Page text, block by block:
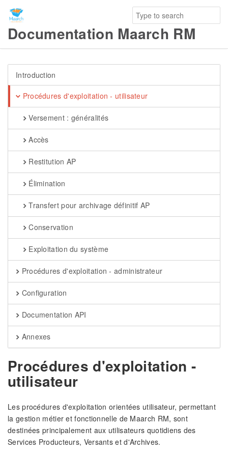
Documentation Maarch RM
Introduction
Procédures d'exploitation - utilisateur
Versement : généralités
Accès
Restitution AP
Élimination
Transfert pour archivage définitif AP
Conservation
Exploitation du système
Procédures d'exploitation - administrateur
Configuration
Documentation API
Annexes
Procédures d'exploitation -
utilisateur
Les procédures d'exploitation orientées utilisateur, permettant
la gestion métier et fonctionnelle de Maarch RM, sont
destinées principalement aux utilisateurs quotidiens des
Services Producteurs, Versants et d'Archives.